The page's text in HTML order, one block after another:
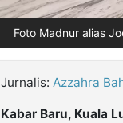
Foto Madnur alias
Jurnalis: Azzahra
Kabar Baru, Kuala